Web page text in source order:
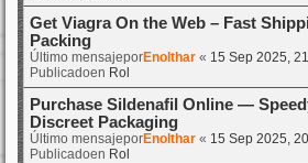
Get Viagra On the Web – Fast
Packing
Último mensajeporEnolthar « 15 Sep 2025,
Publicadoen Rol
Purchase Sildenafil Online —
Discreet Packaging
Último mensajeporEnolthar « 15 Sep 2025,
Publicadoen Rol